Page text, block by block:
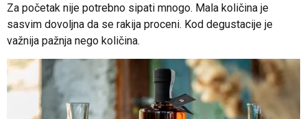
Za početak nije potrebno sipati mnogo. Mala količina je
sasvim dovoljna da se rakija proceni. Kod degustacije je
važnija pažnja nego količina.